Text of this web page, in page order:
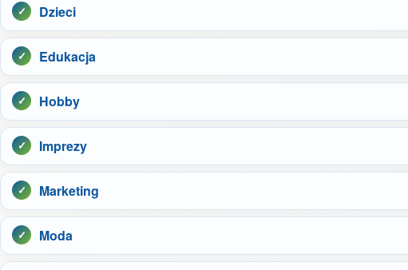
Dzieci
Edukacja
Hobby
Imprezy
Marketing
Moda